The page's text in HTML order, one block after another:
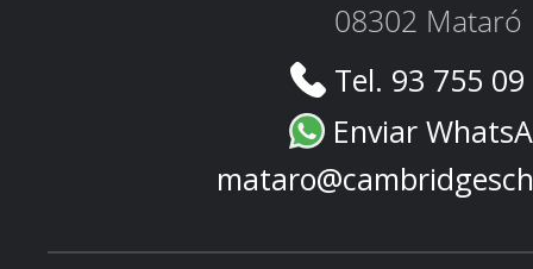
08302 Mataró
Tel. 93 755
Enviar